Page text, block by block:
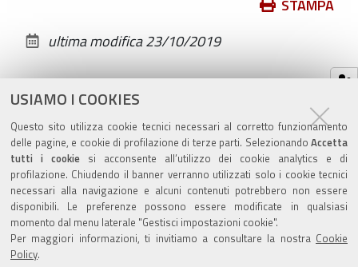
USIAMO I COOKIES
Questo sito utilizza cookie tecnici necessari al corretto funzionamento
delle pagine, e cookie di profilazione di terze parti. Selezionando Accetta
tutti i cookiesi acconsente all’utilizzo dei cookie analytics e di
profilazione. Chiudendo il banner verranno utilizzati solo i cookie tecnici
necessari alla navigazione e alcuni contenuti potrebbero non essere
disponibili. Le preferenze possono essere modificate in qualsiasi
momento dal menu laterale "Gestisci impostazioni cookie".
Per maggiori informazioni, ti invitiamo a consultare la nostra Cookie
Policy.
documento
STAMPA
ultima modifica23/10/2019
Valuta questo sito
Sito istituzionale Comune di Zola Predosa